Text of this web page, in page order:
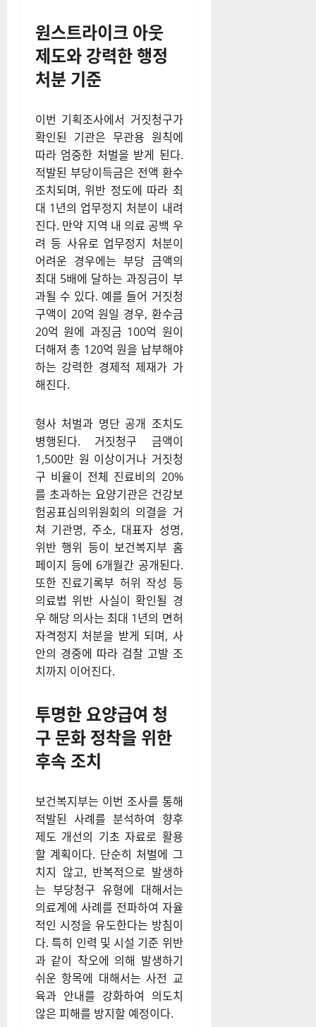
원스트라이크 아웃
제도와 강력한 행정
처분 기준
이번 기획조사에서 거짓청구가
확인된 기관은 무관용 원칙에
따라 엄중한 처벌을 받게 된다.
적발된 부당이득금은 전액 환수
조치되며, 위반 정도에 따라 최
대 1년의 업무정지 처분이 내려
진다. 만약 지역 내 의료 공백 우
려 등 사유로 업무정지 처분이
어려운 경우에는 부당 금액의
최대 5배에 달하는 과징금이 부
과될 수 있다. 예를 들어 거짓청
구액이 20억 원일 경우, 환수금
20억 원에 과징금 100억 원이
더해져 총 120억 원을 납부해야
하는 강력한 경제적 제재가 가
해진다.
형사 처벌과 명단 공개 조치도
병행된다. 거짓청구 금액이
1,500만 원 이상이거나 거짓청
구 비율이 전체 진료비의 20%
를 초과하는 요양기관은 건강보
험공표심의위원회의 의결을 거
쳐 기관명, 주소, 대표자 성명,
위반 행위 등이 보건복지부 홈
페이지 등에 6개월간 공개된다.
또한 진료기록부 허위 작성 등
의료법 위반 사실이 확인될 경
우 해당 의사는 최대 1년의 면허
자격정지 처분을 받게 되며, 사
안의 경중에 따라 검찰 고발 조
치까지 이어진다.
투명한 요양급여 청
구 문화 정착을 위한
후속 조치
보건복지부는 이번 조사를 통해
적발된 사례를 분석하여 향후
제도 개선의 기초 자료로 활용
할 계획이다. 단순히 처벌에 그
치지 않고, 반복적으로 발생하
는 부당청구 유형에 대해서는
의료계에 사례를 전파하여 자율
적인 시정을 유도한다는 방침이
다. 특히 인력 및 시설 기준 위반
과 같이 착오에 의해 발생하기
쉬운 항목에 대해서는 사전 교
육과 안내를 강화하여 의도치
않은 피해를 방지할 예정이다.